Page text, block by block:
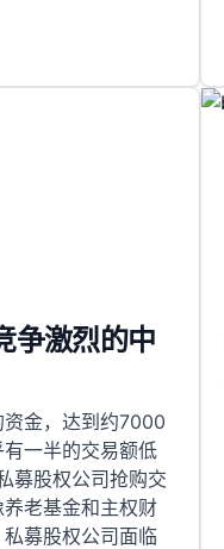
争激烈的中
金，达到约7000
一半的交易额低
募股权公司抢购交
老基金和主权财
募股权公司面临